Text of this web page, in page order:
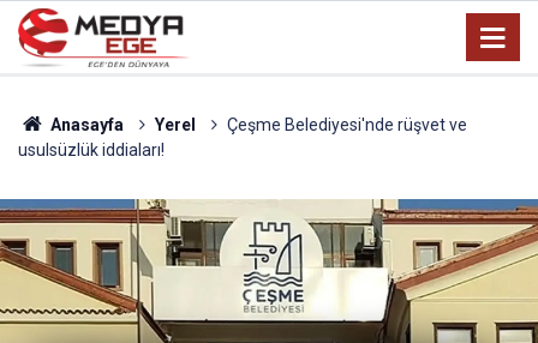
Anasayfa Yerel
Çeşme Belediyesi'nde rüşvet ve
usulsüzlük iddiaları!